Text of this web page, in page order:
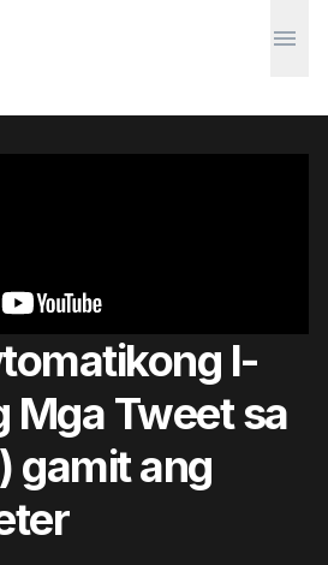
I-
Mga Tweet sa
gamit ang